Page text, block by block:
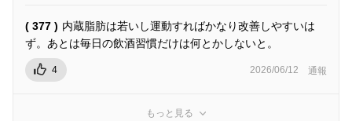
( 377 ) 内蔵脂肪は若いし運動すればかなり改善しやすいは
ず。あとは毎日の飲酒習慣だけは何とかしないと。
4 2026/06/12 通報
もっと見る